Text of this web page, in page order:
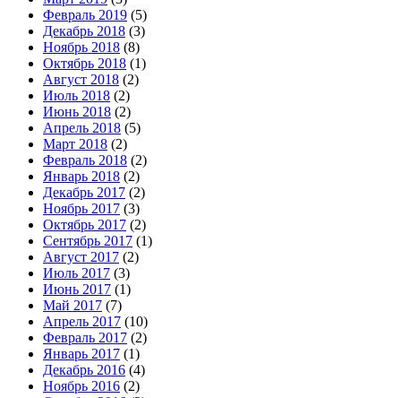
Февраль 2019 (5)
Декабрь 2018 (3)
Ноябрь 2018 (8)
Октябрь 2018 (1)
Август 2018 (2)
Июль 2018 (2)
Июнь 2018 (2)
Апрель 2018 (5)
Март 2018 (2)
Февраль 2018 (2)
Январь 2018 (2)
Декабрь 2017 (2)
Ноябрь 2017 (3)
Октябрь 2017 (2)
Сентябрь 2017 (1)
Август 2017 (2)
Июль 2017 (3)
Июнь 2017 (1)
Май 2017 (7)
Апрель 2017 (10)
Февраль 2017 (2)
Январь 2017 (1)
Декабрь 2016 (4)
Ноябрь 2016 (2)